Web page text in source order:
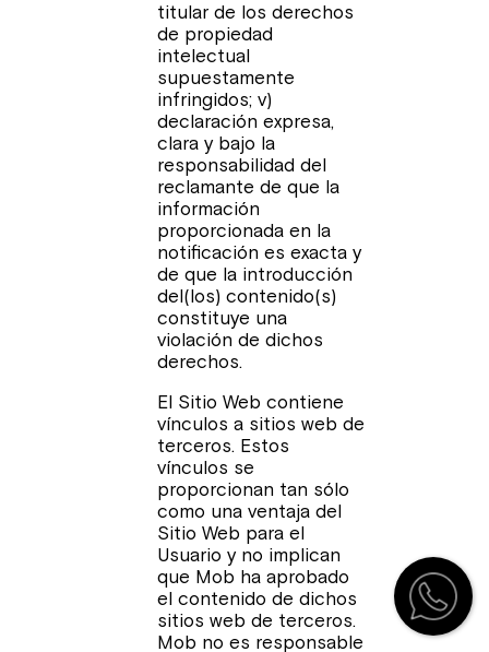
titular de los derechos
de propiedad
intelectual
supuestamente
infringidos; v)
declaración expresa,
clara y bajo la
responsabilidad del
reclamante de que la
información
proporcionada en la
notificación es exacta y
de que la introducción
del(los) contenido(s)
constituye una
violación de dichos
derechos.
El Sitio Web contiene
vínculos a sitios web de
terceros. Estos
vínculos se
proporcionan tan sólo
como una ventaja del
Sitio Web para el
Usuario y no implican
que Mob ha aprobado
el contenido de dichos
sitios web de terceros.
Mob no es responsable